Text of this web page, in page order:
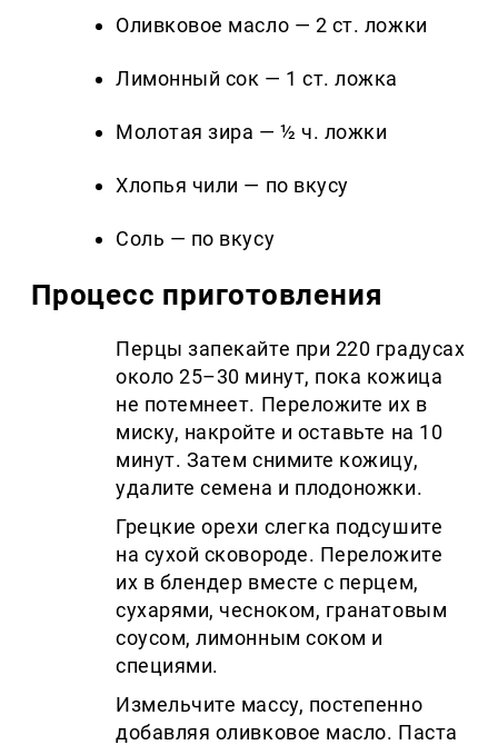
Оливковое масло — 2 ст. ложки
Лимонный сок — 1 ст. ложка
Молотая зира — ½ ч. ложки
Хлопья чили — по вкусу
Соль — по вкусу
Процесс приготовления
Перцы запекайте при 220 градусах
около 25–30 минут, пока кожица
не потемнеет. Переложите их в
миску, накройте и оставьте на 10
минут. Затем снимите кожицу,
удалите семена и плодоножки.
Грецкие орехи слегка подсушите
на сухой сковороде. Переложите
их в блендер вместе с перцем,
сухарями, чесноком, гранатовым
соусом, лимонным соком и
специями.
Измельчите массу, постепенно
добавляя оливковое масло. Паста